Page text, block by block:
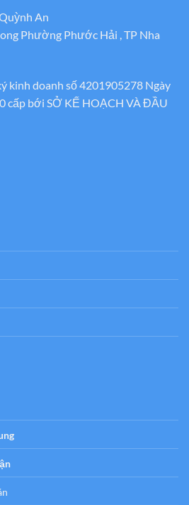
An
Phường Phước Hải , TP Nha
kinh doanh số 4201905278 Ngày
cấp bới SỞ KẾ HOẠCH VÀ ĐẦU